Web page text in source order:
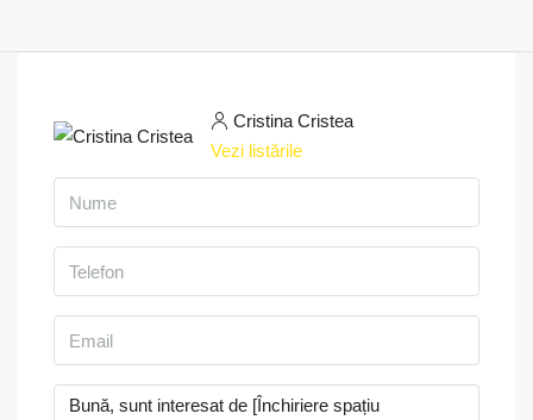
Cristina Cristea
Vezi listările